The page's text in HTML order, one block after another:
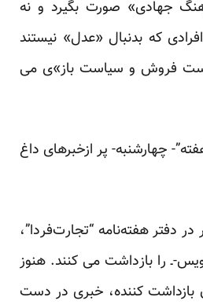
جهادی» صورت بگیرد و نه
که بدنبال «عدل» نیستند
فروش و سیاست باز»ی می
چهارشنبه- پر ازخبرهای داغ
ﺩﻓﺘﺮ ﻫﻔﺘﻪﻧﺎﻣﻪ “ﺗﺠﺎﺭﺕﻓﺮﺩﺍ”،
ـ ﺭﺍ ﺑﺎﺯﺩﺍﺷﺖ می کنند. هنوز
بازداشت کننده، خبری در دست